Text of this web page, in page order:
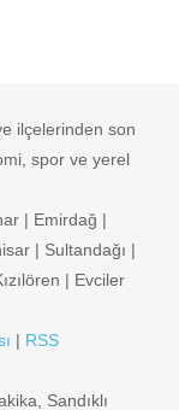
ilçelerinden son
spor ve yerel
| Emirdağ |
| Sultandağı |
| Evciler
| RSS
Sandıklı